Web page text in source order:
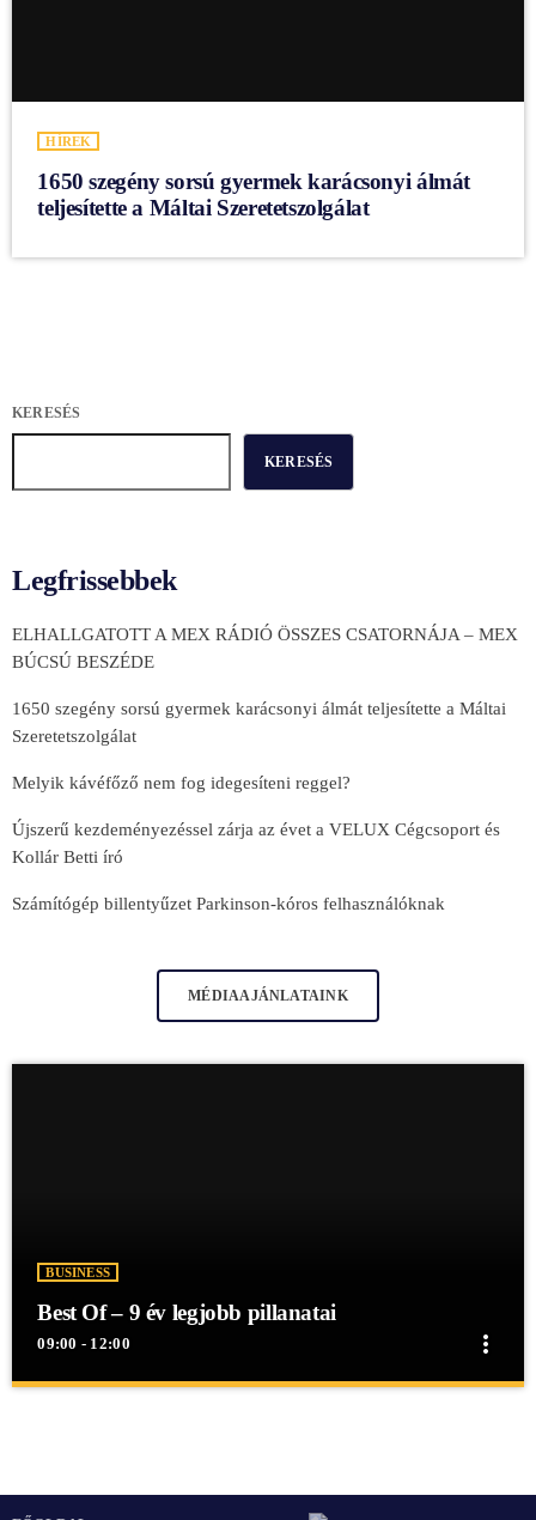
HÍREK
1650 szegény sorsú gyermek karácsonyi álmát
teljesítette a Máltai Szeretetszolgálat
KERESÉS
KERESÉS
Legfrissebbek
ELHALLGATOTT A MEX RÁDIÓ ÖSSZES CSATORNÁJA – MEX
BÚCSÚ BESZÉDE
1650 szegény sorsú gyermek karácsonyi álmát teljesítette a Máltai
Szeretetszolgálat
Melyik kávéfőző nem fog idegesíteni reggel?
Újszerű kezdeményezéssel zárja az évet a VELUX Cégcsoport és
Kollár Betti író
Számítógép billentyűzet Parkinson-kóros felhasználóknak
MÉDIAAJÁNLATAINK
BUSINESS
Best Of – 9 év legjobb pillanatai
09:00 - 12:00 more_vert
Best Of - 9 év legjobb pillanatai